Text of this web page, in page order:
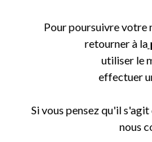
Pour poursuivre votre
retourner à la
utiliser le
effectuer
Si vous pensez qu'il
nous